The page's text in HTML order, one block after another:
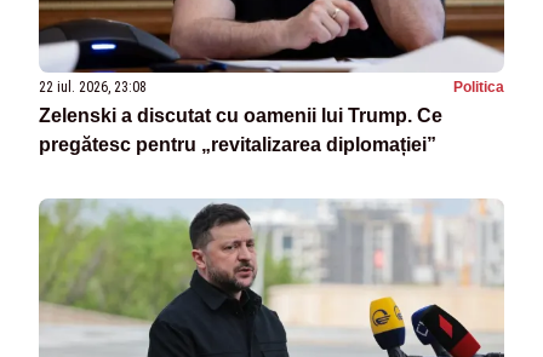
22 iul. 2026, 23:08 Politica
Zelenski a discutat cu oamenii lui Trump. Ce
pregătesc pentru „revitalizarea diplomației”